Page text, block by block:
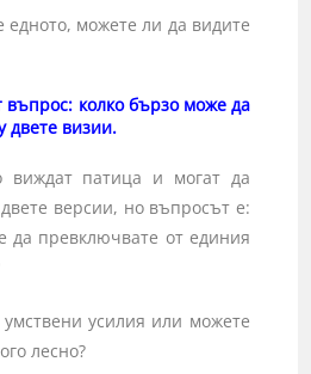
едното, можете ли да видите
въпрос: колко бързо може да
двете визии.
виждат патица и могат да
версии, но въпросът е:
да превключвате от единия
усилия или можете
лесно?